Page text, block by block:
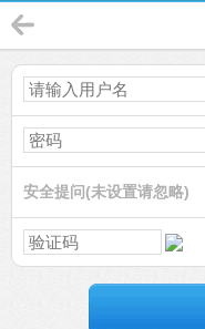
安全提问(未设置请忽略)